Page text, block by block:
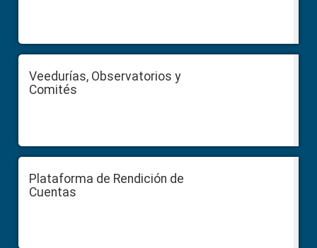
Veedurías, Observatorios y
Comités
Plataforma de Rendición de
Cuentas